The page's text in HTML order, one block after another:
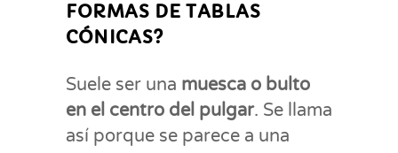
FORMAS DE TABLAS
CÓNICAS?
Suele ser una muesca o bulto
en el centro del pulgar. Se llama
así porque se parece a una